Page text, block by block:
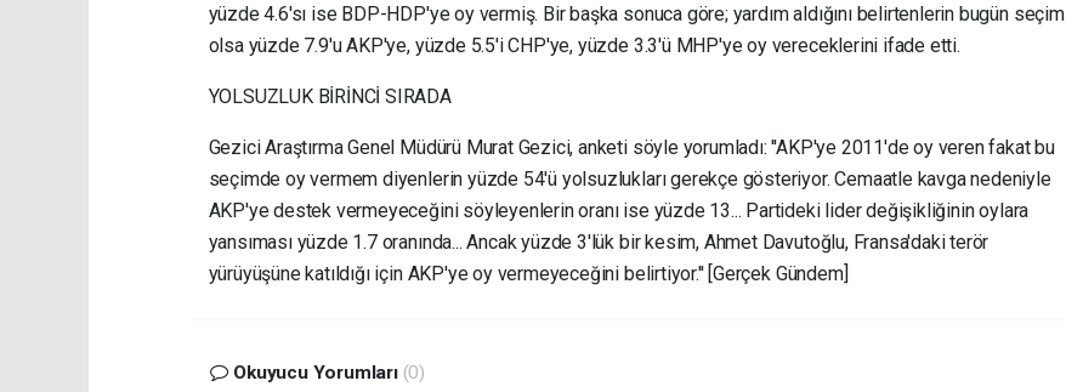
yüzde 4.6'sı ise BDP-HDP'ye oy vermiş. Bir başka sonuca göre; yardım aldığını belirtenlerin bugün seçim
olsa yüzde 7.9'u AKP'ye, yüzde 5.5'i CHP'ye, yüzde 3.3'ü MHP'ye oy vereceklerini ifade etti.
YOLSUZLUK BİRİNCİ SIRADA
Gezici Araştırma Genel Müdürü Murat Gezici, anketi söyle yorumladı: ''AKP'ye 2011'de oy veren fakat bu
seçimde oy vermem diyenlerin yüzde 54'ü yolsuzlukları gerekçe gösteriyor. Cemaatle kavga nedeniyle
AKP'ye destek vermeyeceğini söyleyenlerin oranı ise yüzde 13... Partideki lider değişikliğinin oylara
yansıması yüzde 1.7 oranında... Ancak yüzde 3'lük bir kesim, Ahmet Davutoğlu, Fransa'daki terör
yürüyüşüne katıldığı için AKP'ye oy vermeyeceğini belirtiyor.'' [Gerçek Gündem]
Okuyucu Yorumları (0)